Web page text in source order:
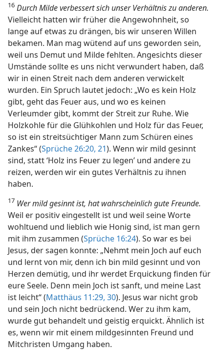
16 Durch Milde verbessert sich unser Verhältnis zu anderen.
Vielleicht hatten wir früher die Angewohnheit, so
lange auf etwas zu drängen, bis wir unseren Willen
bekamen. Man mag wütend auf uns geworden sein,
weil uns Demut und Milde fehlten. Angesichts dieser
Umstände sollte es uns nicht verwundert haben, daß
wir in einen Streit nach dem anderen verwickelt
wurden. Ein Spruch lautet jedoch: „Wo es kein Holz
gibt, geht das Feuer aus, und wo es keinen
Verleumder gibt, kommt der Streit zur Ruhe. Wie
Holzkohle für die Glühkohlen und Holz für das Feuer,
so ist ein streitsüchtiger Mann zum Schüren eines
Zankes“ (Sprüche 26:20, 21). Wenn wir mild gesinnt
sind, statt ‘Holz ins Feuer zu legen’ und andere zu
reizen, werden wir ein gutes Verhältnis zu ihnen
haben.
17 Wer mild gesinnt ist, hat wahrscheinlich gute Freunde.
Weil er positiv eingestellt ist und weil seine Worte
wohltuend und lieblich wie Honig sind, ist man gern
mit ihm zusammen (Sprüche 16:24). So war es bei
Jesus, der sagen konnte: „Nehmt mein Joch auf euch
und lernt von mir, denn ich bin mild gesinnt und von
Herzen demütig, und ihr werdet Erquickung finden für
eure Seele. Denn mein Joch ist sanft, und meine Last
ist leicht“ (Matthäus 11:29, 30). Jesus war nicht grob
und sein Joch nicht bedrückend. Wer zu ihm kam,
wurde gut behandelt und geistig erquickt. Ähnlich ist
es, wenn wir mit einem mildgesinnten Freund und
Mitchristen Umgang haben.